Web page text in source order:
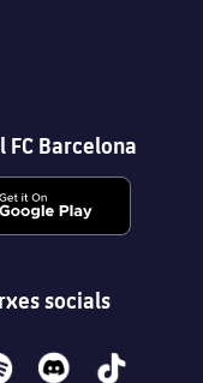
Barcelona
socials
discord tiktok